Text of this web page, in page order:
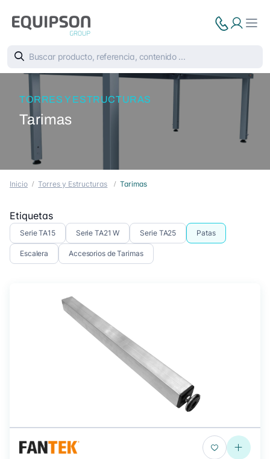
TORRES Y ESTRUCTURAS
Tarimas
Inicio Torres y Estructuras Tarimas
Etiquetas
Serie TA15 Serie TA21 W Serie TA25 Patas
Escalera Accesorios de Tarimas